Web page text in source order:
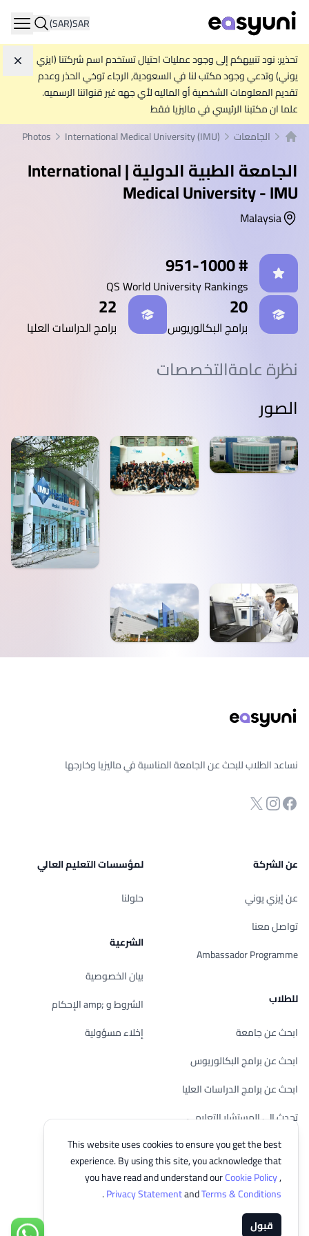
SAR
(SAR)
تحذير: نود تنبيهكم إلى وجود عمليات احتيال تستخدم اسم شركتنا (ايزي
يوني) وتدعي وجود مكتب لنا في السعودية, الرجاء توخي الحذر وعدم
تقديم المعلومات الشخصية أو الماليه لأي جهه غير قنواتنا الرسميه.
علما ان مكتبنا الرئيسي في ماليزيا فقط
الجامعات International Medical University (IMU)
Photos
الجامعة الطبية الدولية | International
Medical University - IMU
Malaysia
# 951-1000
QS World University Rankings
20
برامج البكالوريوس
22
برامج الدراسات العليا
نظرة عامةالتخصصات
الصور
This website uses cookies to ensure you get the best
experience. By using this site, you acknowledge that
you have read and understand ourCookie Policy,
Privacy StatementandTerms & Conditions
.
قبول
نساعد الطلاب للبحث عن الجامعة المناسبة في ماليزيا وخارجها
صفحة الفيسبوك
انستجرام
Twitter
عن الشركة
عن إيزي يوني
تواصل معنا
Ambassador Programme
للطلاب
ابحث عن جامعة
ابحث عن برامج البكالوريوس
ابحث عن برامج الدراسات العليا
تحدث إلى المستشار التعليمي
الدراسة في ماليزيا
تحقق من أهليتك
لمؤسسات التعليم العالي
حلولنا
الشرعية
بيان الخصوصية
الشروط و ;amp الإحكام
إخلاء مسؤولية